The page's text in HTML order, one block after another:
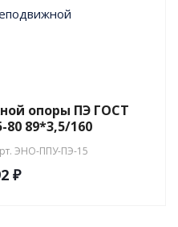
опоры ПЭ ГОСТ
80 89*3,5/160
ЭНО-ППУ-ПЭ-15
₽